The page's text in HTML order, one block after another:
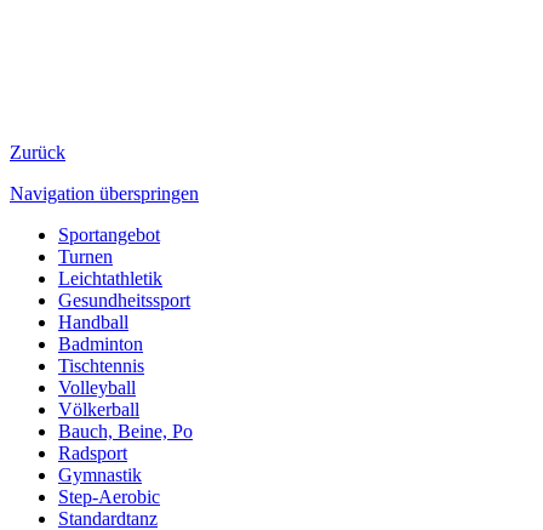
Zurück
Navigation überspringen
Sportangebot
Turnen
Leichtathletik
Gesundheitssport
Handball
Badminton
Tischtennis
Volleyball
Völkerball
Bauch, Beine, Po
Radsport
Gymnastik
Step-Aerobic
Standardtanz